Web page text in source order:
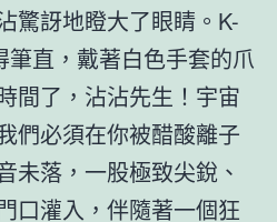
驚訝地瞪大了眼睛。K-
直，戴著白色手套的爪
間了，沾沾先生！宇宙
們必須在你被醋酸離子
未落，一股極致尖銳、
口灌入，伴隨著一個狂